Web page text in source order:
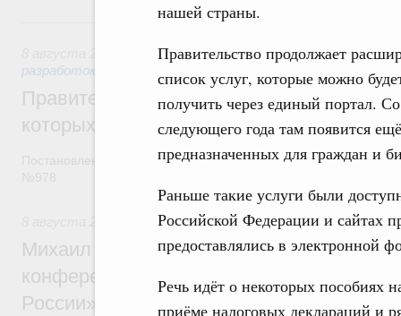
нашей страны.
Правительство продолжает
список услуг, которые можно
получить через единый портал. Со
следующего года там появится
предназначенных для граждан и
Раньше такие услуги были
Российской Федерации и сайтах
предоставлялись в электронной
Речь идёт о некоторых пособиях
приёме налоговых деклараций и
8 августа, суббота
Государственная политика в сфере
разработок
Правительство расширило перечень
которых освобождаются от НДФЛ
Постановление от 5 августа 2026 года
Отрасль информационных технологий
Михаил Мишустин дал поручения по
конференции «Цифровая индустрия
России»